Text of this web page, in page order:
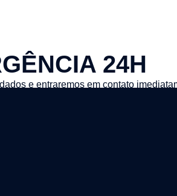
24H
e entraremos em contato